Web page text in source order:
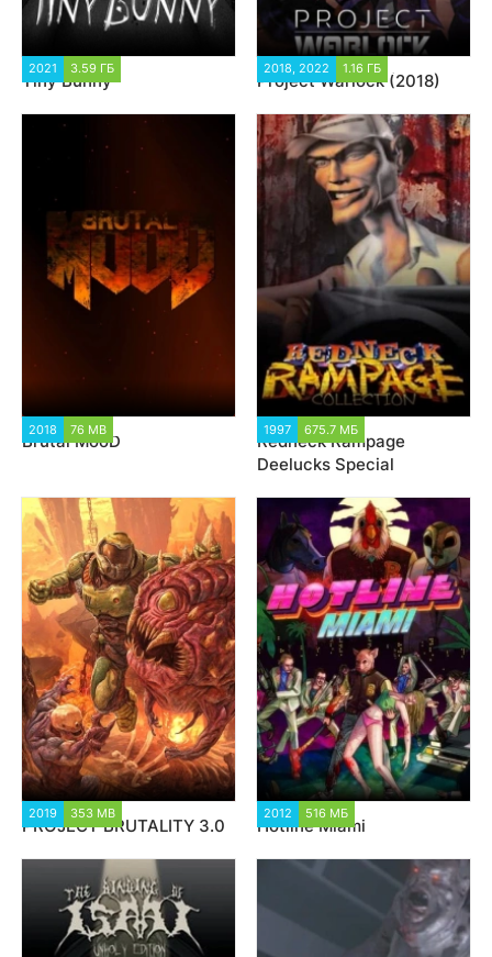
2021 3.59 ГБ
Tiny Bunny
2018, 2022 1.16 ГБ
Project Warlock (2018)
2018 76 MB
Brutal MooD
1997 675.7 МБ
Redneck Rampage
Deelucks Special
2019 353 MB
PROJECT BRUTALITY 3.0
2012 516 МБ
Hotline Miami